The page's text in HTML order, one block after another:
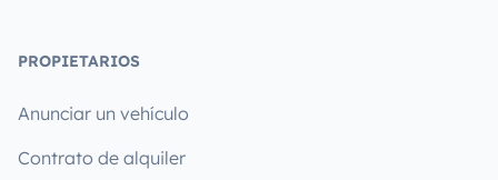
PROPIETARIOS
Anunciar un vehículo
Contrato de alquiler